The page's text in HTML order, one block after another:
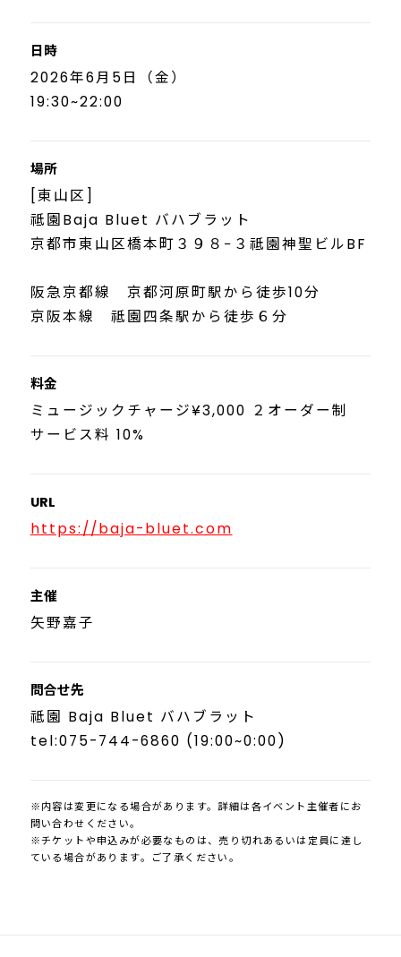
日時
2026年6月5日（金）
19:30~22:00
場所
[東山区]
祗園Baja Bluet バハブラット
京都市東山区橋本町３９８−３祗園神聖ビルBF
阪急京都線 京都河原町駅から徒歩10分
京阪本線 祗園四条駅から徒歩６分
料金
ミュージックチャージ¥3,000 ２オーダー制
サービス料 10%
URL
https://baja-bluet.com
主催
矢野嘉子
問合せ先
祗園 Baja Bluet バハブラット
tel:075-744-6860 (19:00~0:00)
※内容は変更になる場合があります。詳細は各イベント主催者にお
問い合わせください。
※チケットや申込みが必要なものは、売り切れあるいは定員に達し
ている場合があります。ご了承ください。